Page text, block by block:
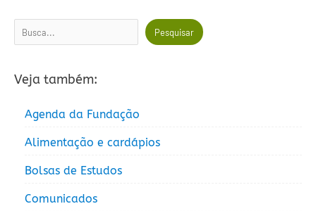
Pesquisar Pesquisar
Veja também:
Agenda da Fundação
Alimentação e cardápios
Bolsas de Estudos
Comunicados